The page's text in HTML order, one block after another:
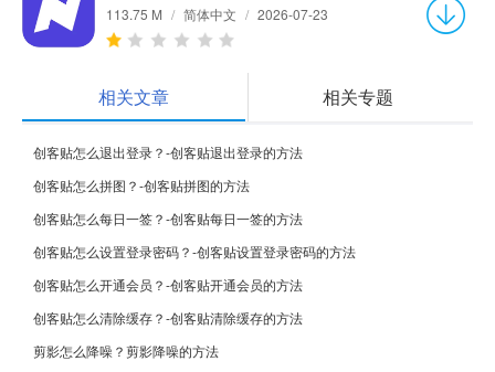
113.75 M / 简体中文 / 2026-07-23
相关文章 相关专题
创客贴怎么退出登录？-创客贴退出登录的方法
创客贴怎么拼图？-创客贴拼图的方法
创客贴怎么每日一签？-创客贴每日一签的方法
创客贴怎么设置登录密码？-创客贴设置登录密码的方法
创客贴怎么开通会员？-创客贴开通会员的方法
创客贴怎么清除缓存？-创客贴清除缓存的方法
剪影怎么降噪？剪影降噪的方法